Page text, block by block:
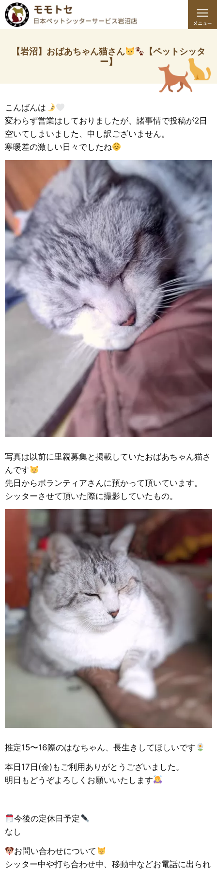
【岩沼】おばあちゃん猫さん
【ペットシッタ
ー】
こんばんは
変わらず営業はしておりましたが、諸事情で投稿が2日
空いてしまいました、申し訳ございません。
寒暖差の激しい日々でしたね
写真は以前に里親募集と掲載していたおばあちゃん猫さ
んです
先日からボランティアさんに預かって頂いています。
シッターさせて頂いた際に撮影していたもの。
推定15〜16際のはなちゃん、長生きしてほしいです
本日17日(金)もご利用ありがとうございました。
明日もどうぞよろしくお願いいたします
今後の定休日予定
なし
お問い合わせについて
シッター中や打ち合わせ中、移動中などお電話に出られ